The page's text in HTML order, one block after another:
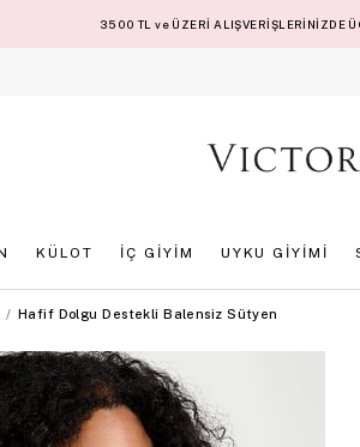
3500 TL ve ÜZERİ ALIŞVERİŞLERİNİZDE
KÜLOT İÇ GİYİM UYKU GİYİMİ
Hafif Dolgu Destekli Balensiz Sütyen